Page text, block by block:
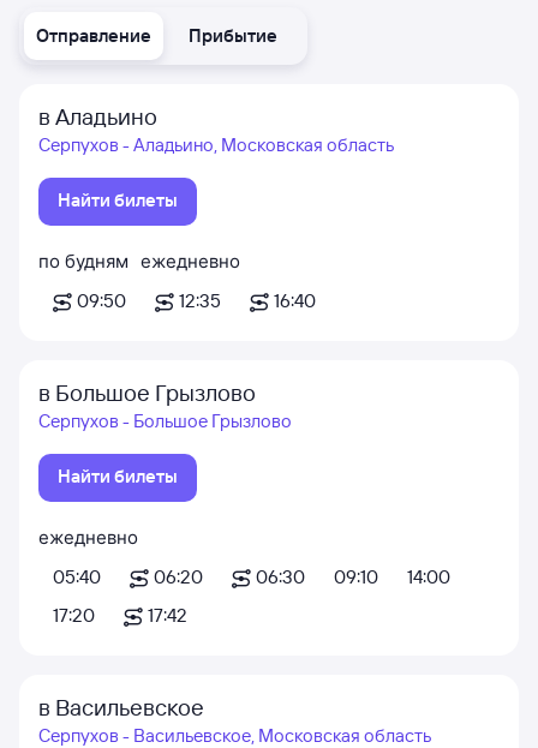
Отправление Прибытие
в Аладьино
Серпухов - Аладьино, Московская область
Найти билеты
по будням
09:50
ежедневно
12:35
16:40
в Большое Грызлово
Серпухов - Большое Грызлово
Найти билеты
ежедневно
05:40
06:20 06:30 09:10
14:00
17:20
17:42
в Васильевское
Серпухов - Васильевское, Московская область